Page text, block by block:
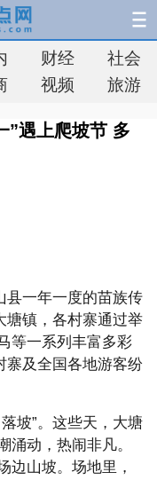
财经
社会
视频 旅游
”遇上爬坡节 多
县一年一度的苗族传
塘镇，各村寨通过举
等一系列丰富多彩
寨及全国各地游客纷
坡”。这些天，大塘
涌动，热闹非凡。
边山坡。场地里，